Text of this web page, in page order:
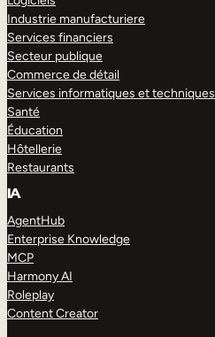
Industrie manufacturiere
Services financiers
Secteur publique
Commerce de détail
Services informatiques et techniques
Santé
Éducation
Hôtellerie
Restaurants
IA
AgentHub
Enterprise Knowledge
MCP
Harmony AI
Roleplay
Content Creator